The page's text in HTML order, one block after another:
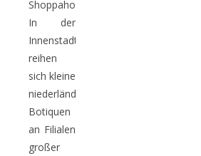
Shoppaholic.
In der
Innenstadt
reihen
sich kleine
niederländische
Botiquen
an Filialen
großer